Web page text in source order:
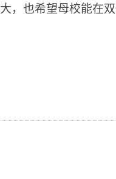
，也希望母校能在